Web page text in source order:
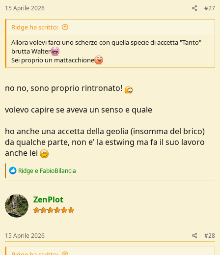
https://www.avventurosamente.it/xf/threads/venduta-estwing-
sportsman-axel-short.65375/
s
:
15 Aprile 2026 #27
Ridge ha scritto:
Allora volevi farci uno scherzo con quella specie di accetta "Tanto"
brutta Walter
Sei proprio un mattacchione
no no, sono proprio rintronato!
volevo capire se aveva un senso e quale
ho anche una accetta della geolia (insomma del brico)
da qualche parte, non e' la estwing ma fa il suo lavoro
anche lei
R
c
t
i
o
s
:
Ridgee FabioBilancia
ZenPlot
15 Aprile 2026 #28